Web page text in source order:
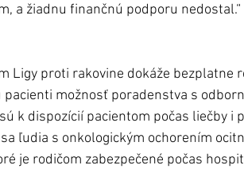
a žiadnu finančnú podporu nedostal.“
Ligy proti rakovine dokáže bezplatne
pacienti možnosť poradenstva s
k dispozícií pacientom počas liečby i
ľudia s onkologickým ochorením
je rodičom zabezpečené počas